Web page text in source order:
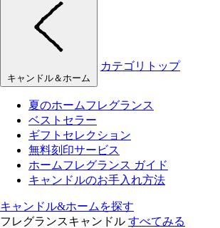
キャンドル＆ホーム
カテゴリトップ
夏のホームフレグランス
ベストセラー
ギフトセレクション
無料刻印サービス
ホームフレグランス ガイド
キャンドルのお手入れ方法
キャンドル&ホームを探す
フレグランスキャンドル すべてみる